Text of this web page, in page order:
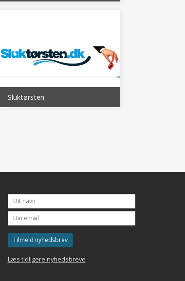
Sluktørsten
Tilmeld nyhedsbrev
Læs tidligere nyhedsbreve